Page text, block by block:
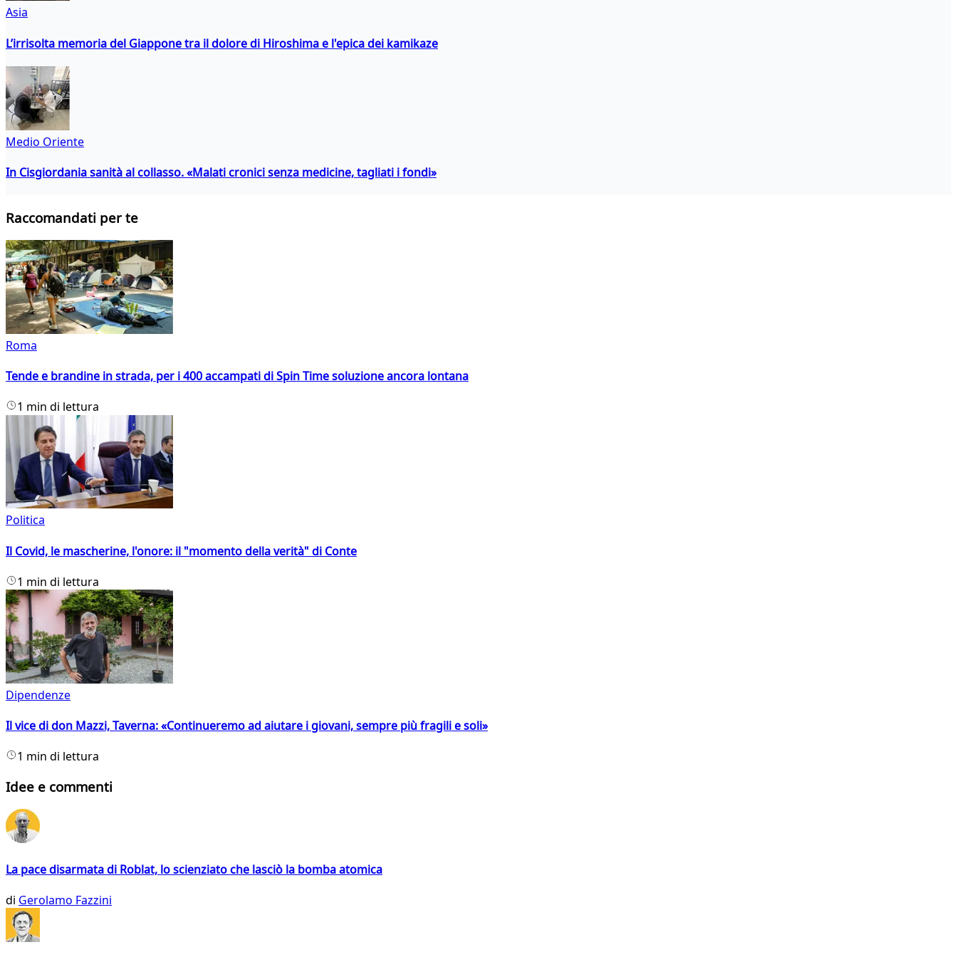
Asia
L’irrisolta memoria del Giappone tra il dolore di Hiroshima e l'epica dei kamikaze
Medio Oriente
In Cisgiordania sanità al collasso. «Malati cronici senza medicine, tagliati i fondi»
Raccomandati per te
Roma
Tende e brandine in strada, per i 400 accampati di Spin Time soluzione ancora lontana
1 min di lettura
Politica
Il Covid, le mascherine, l'onore: il "momento della verità" di Conte
1 min di lettura
Dipendenze
Il vice di don Mazzi, Taverna: «Continueremo ad aiutare i giovani, sempre più fragili e soli»
1 min di lettura
Idee e commenti
La pace disarmata di Roblat, lo scienziato che lasciò la bomba atomica
di Gerolamo Fazzini